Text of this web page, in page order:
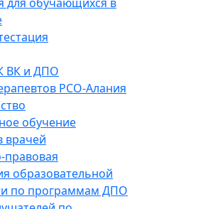
ВК и ДПО
РСО-Алания
обучение
врачей
образовательной
по программам ДПО